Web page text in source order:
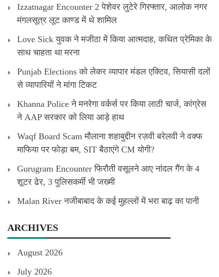
Izzatnagar Encounter 2 पेशेवर लुटेरे गिरफ्तार, आलोक नगर
मंगलसूत्र लूट काण्‍ड में थे शामिल
Love Sick युवक ने मजीठा में किया आत्मदाह, कथित प्रेमिका के
साथ चाहता था मरना
Punjab Elections को लेकर व्यापार मंडल एक्टिव, सियासी दलों
से व्यापारियों ने मांगा टिकट
Khanna Police ने मनरेगा वर्कर्स पर किया लाठी चार्ज, कांग्रेस
ने AAP सरकार को लिया आड़े हाथ
Waqf Board Scam मौलाना शहाबुद्दीन रज़वी बरेलवी ने वक्फ
माफिया पर फोड़ा बम, SIT बैठाएंगे CM योगी?
Gurugram Encounter फिरौती वसूलने आए नांदल गैंग के 4
शूटर ढेर, 3 पुलिसकर्मी भी जख्मी
Malan River नजीबाबाद के कई मुहल्लों में भरा बाढ़ का पानी
ARCHIVES
August 2026
July 2026